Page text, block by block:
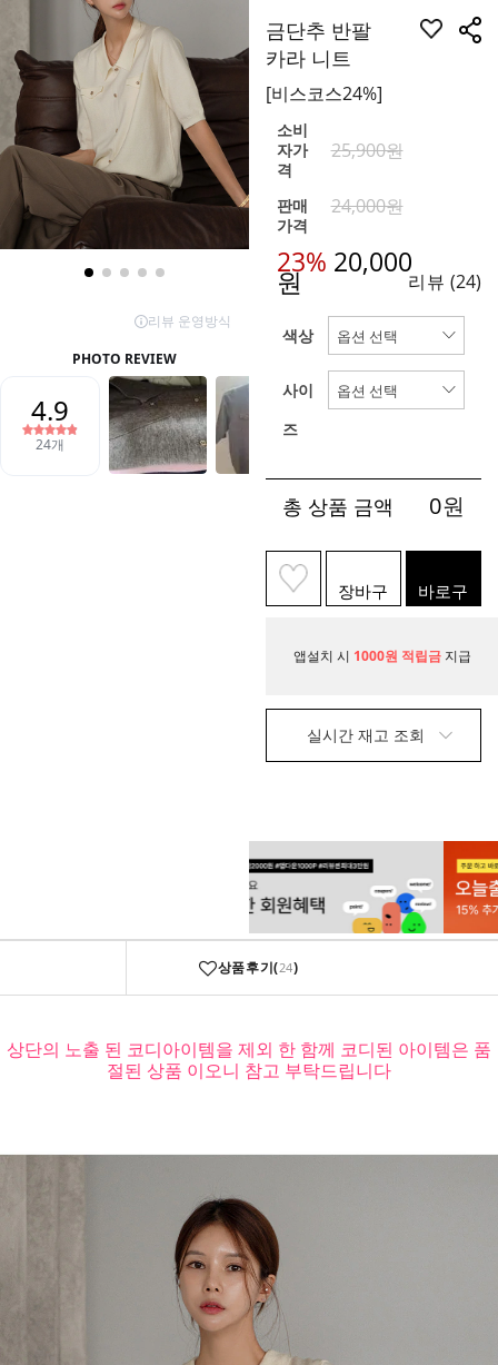
금단추 반팔
카라 니트
[비스코스24%]
소비
자가
격
25,900원
판매
가격
24,000원
23% 20,000
원 리뷰 (24)
색상
사이
즈
총 상품 금액 0원
장바구
니
바로구
매
앱설치 시 1000원 적립금 지급
실시간 재고 조회
상품후기(24)
상단의 노출 된 코디아이템을 제외 한 함께 코디된 아이템은 품
절된 상품 이오니 참고 부탁드립니다